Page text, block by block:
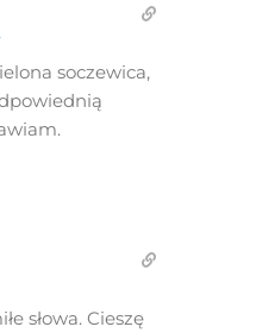
soczewica,
słowa. Cieszę